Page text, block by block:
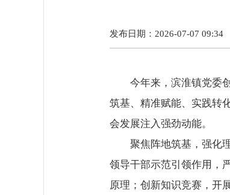
发布日期：2026-07-07 09:34
今年来，滨淮镇党委
筑基、精准赋能、实践转
会发展注入强劲动能。
聚焦阵地筑基，强化
领导干部示范引领作用，
原理；创新知识竞赛，开